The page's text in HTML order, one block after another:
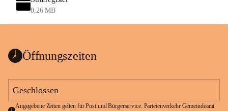
0,26 MB
Öffnungszeiten
Geschlossen
Angegebene Zeiten gelten für Post und Bürgerservice. Parteienverkehr Gemeindeamt